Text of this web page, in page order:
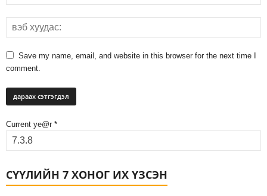
Save my name, email, and website in this browser for the next time I
comment.
Current ye@r *
СҮҮЛИЙН 7 ХОНОГ ИХ ҮЗСЭН